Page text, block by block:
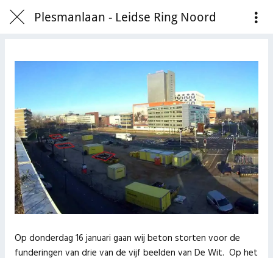
Plesmanlaan - Leidse Ring Noord
Op donderdag 16 januari gaan wij beton storten voor de
funderingen van drie van de vijf beelden van De Wit. Op het